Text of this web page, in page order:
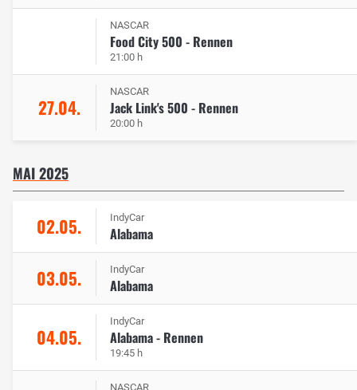
NASCAR
Food City 500 - Rennen
21:00 h
27.04.
NASCAR
Jack Link's 500 - Rennen
20:00 h
MAI 2025
02.05. IndyCar
Alabama
03.05. IndyCar
Alabama
04.05.
IndyCar
Alabama - Rennen
19:45 h
NASCAR